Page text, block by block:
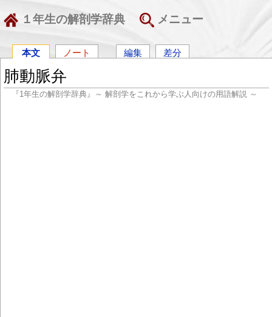
１年生の解剖学辞典 メニュー
本文 ノート 編集 差分
肺動脈弁
『1年生の解剖学辞典』～ 解剖学をこれから学ぶ人向けの用語解説 ～